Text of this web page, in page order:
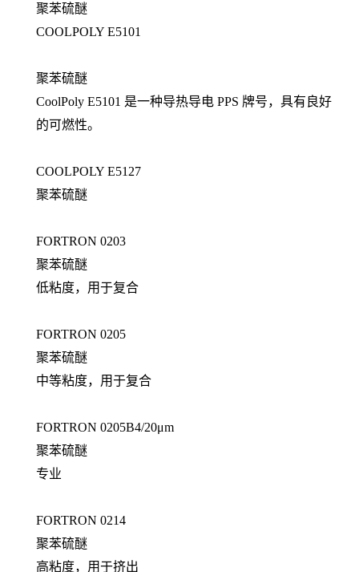
聚苯硫醚
COOLPOLY E5101
聚苯硫醚
CoolPoly E5101 是一种导热导电 PPS 牌号，具有良好
的可燃性。
COOLPOLY E5127
聚苯硫醚
FORTRON 0203
聚苯硫醚
低粘度，用于复合
FORTRON 0205
聚苯硫醚
中等粘度，用于复合
FORTRON 0205B4/20μm
聚苯硫醚
专业
FORTRON 0214
聚苯硫醚
高粘度，用于挤出